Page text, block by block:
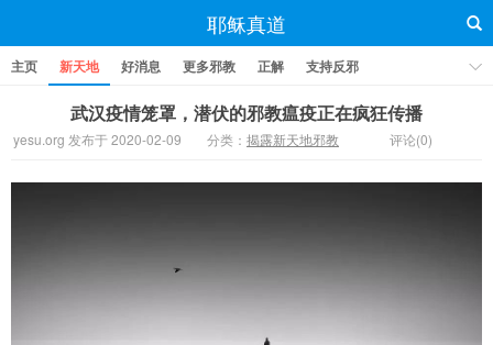
耶稣真道
主页 新天地 好消息 更多邪教 正解 支持反邪
武汉疫情笼罩，潜伏的邪教瘟疫正在疯狂传播
yesu.org 发布于 2020-02-09 分类： 揭露新天地邪教 评论(0)